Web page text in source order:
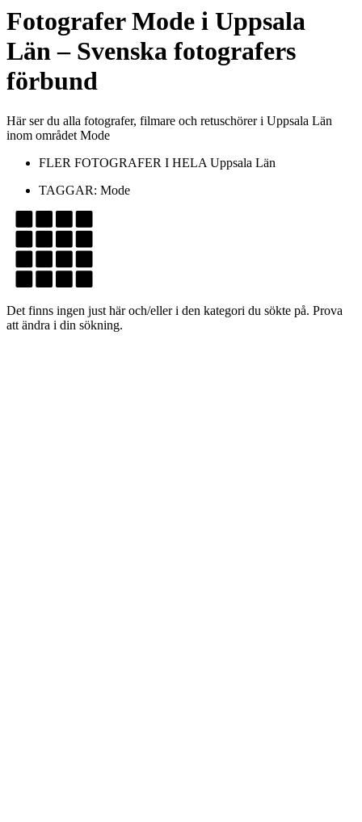
FotograferMode i Uppsala
Län– Svenska fotografers
förbund
Här ser du alla fotografer, filmare och retuschörer i Uppsala Län
inom området Mode
FLER FOTOGRAFER I HELA Uppsala Län
TAGGAR: Mode
Det finns ingen just här och/eller i den kategori du sökte på. Prova
att ändra i din sökning.